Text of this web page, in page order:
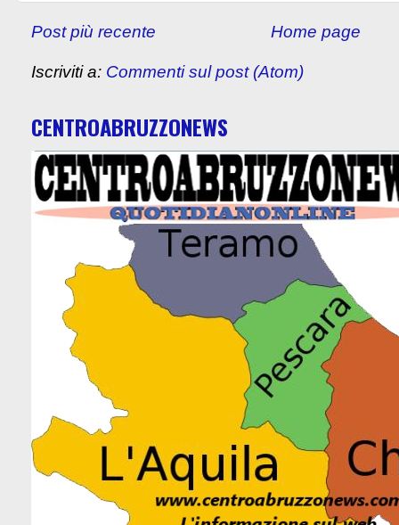
Post più recente Home page
Iscriviti a: Commenti sul post (Atom)
CENTROABRUZZONEWS